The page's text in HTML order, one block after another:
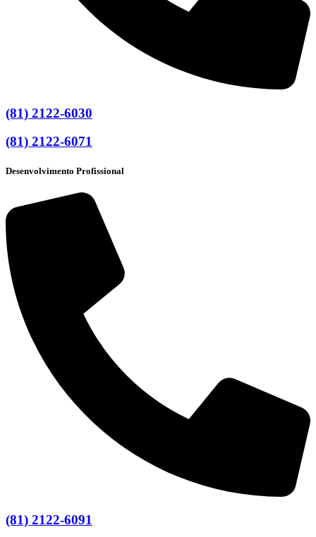
(81) 2122-6030
(81) 2122-6071
Desenvolvimento Profissional
(81) 2122-6091